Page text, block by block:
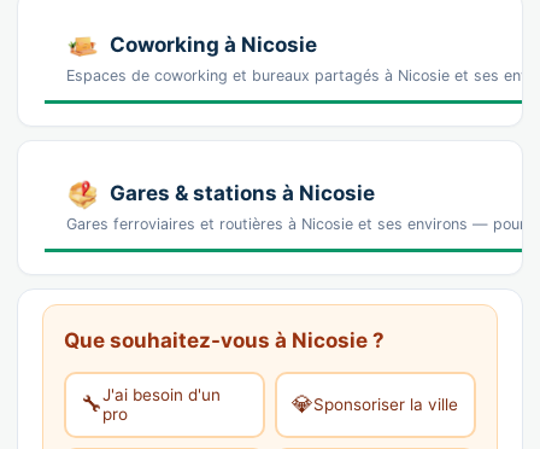
Coworking à Nicosie
Espaces de coworking et bureaux partagés à Nicosie et ses
Gares & stations à Nicosie
Gares ferroviaires et routières à Nicosie et ses environs — pour
Que souhaitez-vous à Nicosie ?
🔧J'ai besoin d'un
pro
💎Sponsoriser la ville